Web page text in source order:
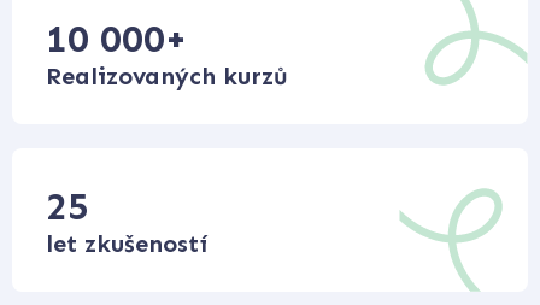
10 000+
Realizovaných kurzů
25
let zkušeností